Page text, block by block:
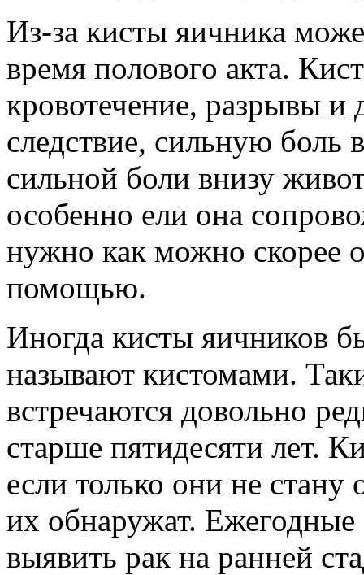
Из-за кисты яичника
время полового акта.
кровотечение, разрывы
следствие, сильную боль
сильной боли внизу
особенно ели она
нужно как можно скорее
помощью.
Иногда кисты яичников
называют кистомами.
встречаются довольно
старше пятидесяти лет.
если только они не
их обнаружат.
выявить рак на ранней